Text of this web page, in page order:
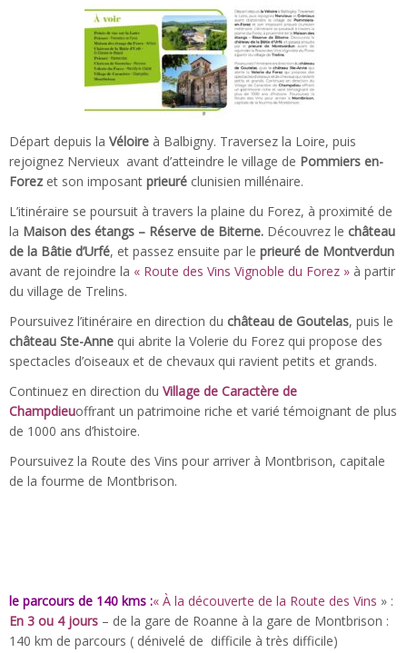
Départ depuis la Véloire à Balbigny. Traversez la Loire, puis
rejoignez Nervieux avant d’atteindre le village de Pommiers en-
Forezet son imposant prieuré clunisien millénaire.
L’itinéraire se poursuit à travers la plaine du Forez, à proximité de
la Maison des étangs – Réserve de Biterne. Découvrez le château
de la Bâtie d’Urfé, et passez ensuite par le prieuré de Montverdun
avant de rejoindre la « Route des Vins Vignoble du Forez » à partir
du village de Trelins.
Poursuivez l’itinéraire en direction du château de Goutelas, puis le
château Ste-Anne qui abrite la Volerie du Forez qui propose des
spectacles d’oiseaux et de chevaux qui ravient petits et grands.
Continuez en direction du Village de Caractère de
Champdieuoffrant un patrimoine riche et varié témoignant de plus
de 1000 ans d’histoire.
Poursuivez la Route des Vins pour arriver à Montbrison, capitale
de la fourme de Montbrison.
le parcours de 140 kms :« À la découverte de la Route des Vins » :
En 3 ou 4 jours – de la gare de Roanne à la gare de Montbrison :
140 km de parcours ( dénivelé de difficile à très difficile)